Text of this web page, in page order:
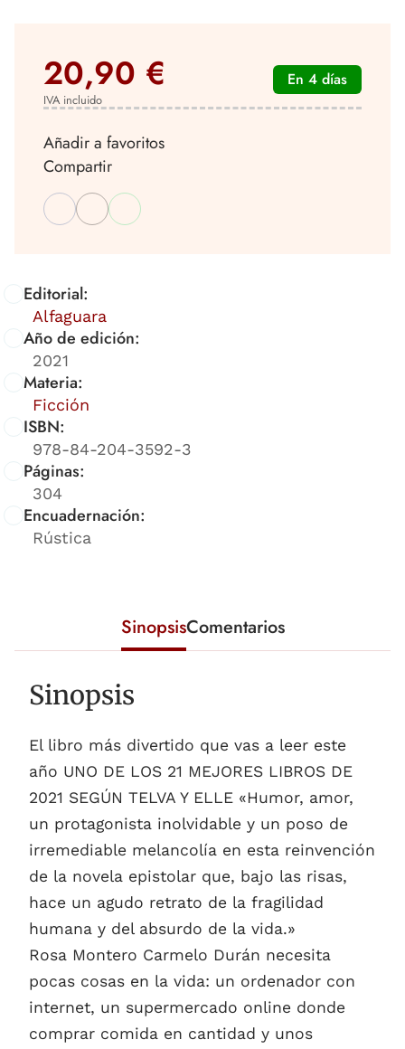
Editorial:
Alfaguara
Año de edición:
2021
Materia:
Ficción
ISBN:
978-84-204-3592-3
Páginas:
304
Encuadernación:
Rústica
20,90 €
IVA incluido
En 4 días
Añadir a favoritos
Compartir
SinopsisComentarios
Sinopsis
El libro más divertido que vas a leer este
año UNO DE LOS 21 MEJORES LIBROS DE
2021 SEGÚN TELVA Y ELLE «Humor, amor,
un protagonista inolvidable y un poso de
irremediable melancolía en esta reinvención
de la novela epistolar que, bajo las risas,
hace un agudo retrato de la fragilidad
humana y del absurdo de la vida.»
Rosa Montero Carmelo Durán necesita
pocas cosas en la vida: un ordenador con
internet, un supermercado online donde
comprar comida en cantidad y unos